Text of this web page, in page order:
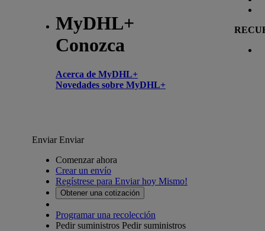
MyDHL+
Conozca
Acerca de MyDHL+
Novedades sobre MyDHL+
EnviarEnviar
Comenzar ahora
Crear un envío
Regístrese para Enviar hoy Mismo!
Obtener una cotización
Programar una recolección
Pedir suministros Pedir suministros